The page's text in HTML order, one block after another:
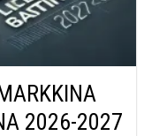
2026-2027